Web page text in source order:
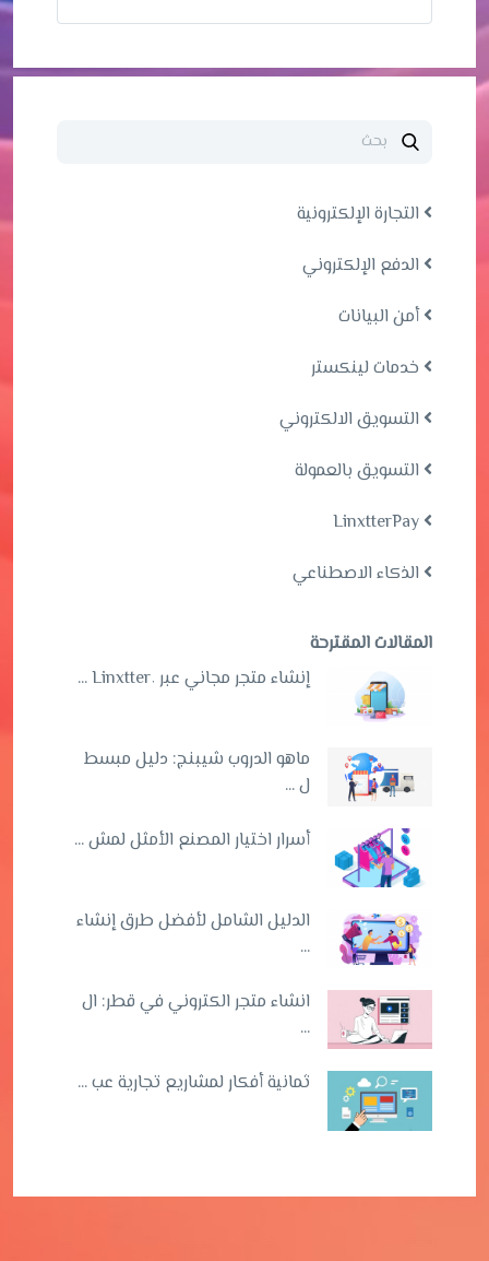
التجارة الإلكترونية
الدفع الإلكتروني
أمن البيانات
خدمات لينكستر
التسويق الالكتروني
التسويق بالعمولة
الذكاء الاصطناعي
المقالات المقترحة
إنشاء متجر مجاني عبر Linxtter٬ ...
ماهو الدروب شيبنج: دليل مبسط
ل ...
أسرار اختيار المصنع الأمثل لمش ...
الدليل الشامل لأفضل طرق إنشاء
...
انشاء متجر الكتروني في قطر: ال
...
ثمانية أفكار لمشاريع تجارية عب ...